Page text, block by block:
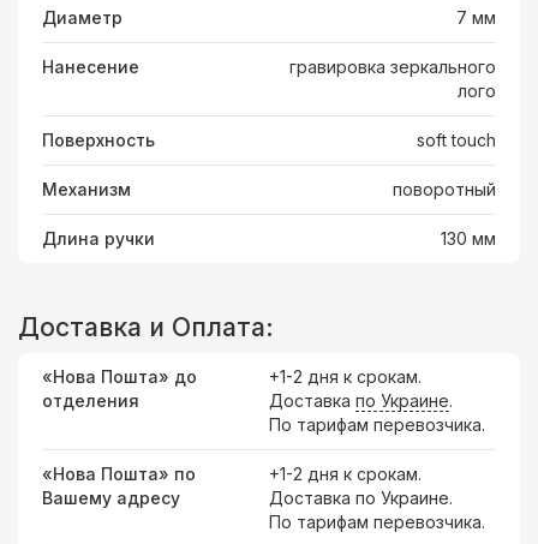
Диаметр 7 мм
Нанесение
гравировка зеркального
лого
Поверхность soft touch
Механизм поворотный
Длина ручки 130 мм
Доставка и Оплата:
«Нова Пошта» до
отделения
+1-2 дня к срокам.
Доставка по Украине.
По тарифам перевозчика.
«Нова Пошта» по
Вашему адресу
+1-2 дня к срокам.
Доставка по Украине.
По тарифам перевозчика.